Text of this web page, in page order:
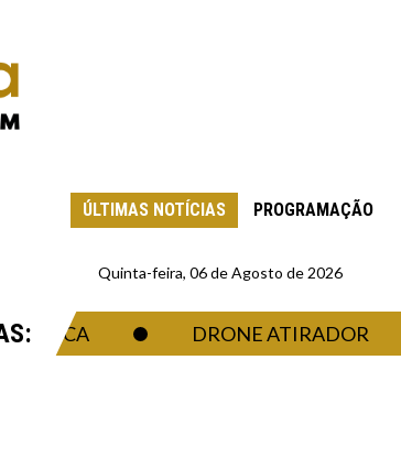
ÚLTIMAS NOTÍCIAS PROGRAMAÇÃO
Quinta-feira, 06 de Agosto de 2026
DRONE ATIRADOR